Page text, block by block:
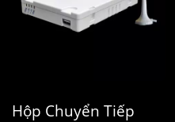
Hộp Chuyển Tiếp